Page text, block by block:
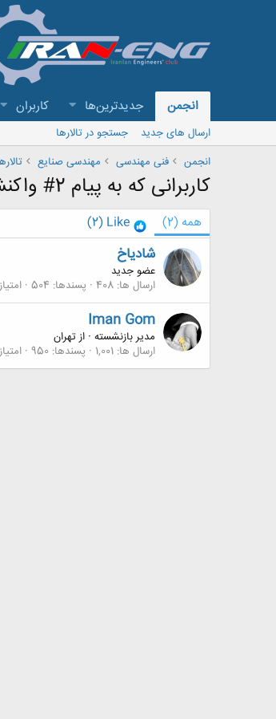
انجمن جدیدترین‌ها کاربران
ارسال های جدید
جستجو در تالارها
انجمن
فنی مهندسی مهندسی صنایع
کاربرانی که به پیام 2# واکنش نشان داده اند
همه (2)
Like
(2)
شادیاخ
عضو جدید
ارسال ها 408 پسندها 504 امتیاز
Iman Gom
مدیر بازنشسته · ازتهران
ارسال ها 1,001 پسندها 950 امتیاز